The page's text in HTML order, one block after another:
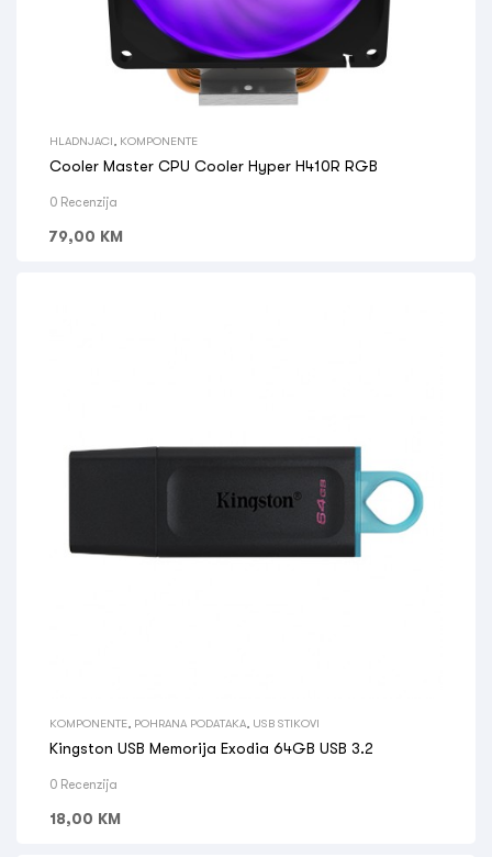
HLADNJACI KOMPONENTE
Cooler Master CPU Cooler Hyper H410R RGB
0 Recenzija
79,00 KM
KOMPONENTE POHRANA PODATAKA USB STIKOVI
Kingston USB Memorija Exodia 64GB USB 3.2
0 Recenzija
18,00 KM